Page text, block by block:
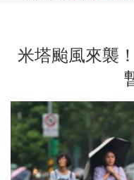
米塔颱風來襲